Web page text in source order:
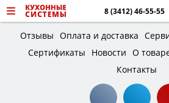
8 (3412) 46-55-55
Отзывы Оплата и доставка
Сертификаты
Новости О
Контакты